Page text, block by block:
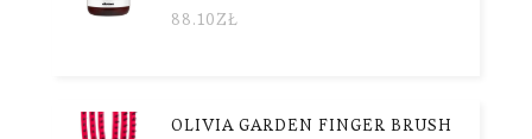
88.10ZŁ
OLIVIA GARDEN FINGER BRUSH